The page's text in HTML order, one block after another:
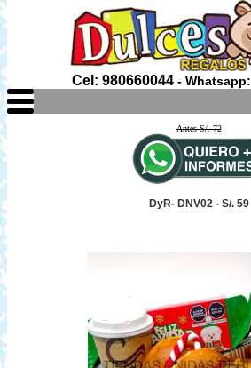
Cel: 980660044- Whatsapp:
Antes S/. 72
DyR- DNV02 - S/. 59